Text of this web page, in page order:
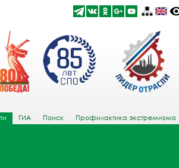
ГИА Поиск Профилактика экстремизма